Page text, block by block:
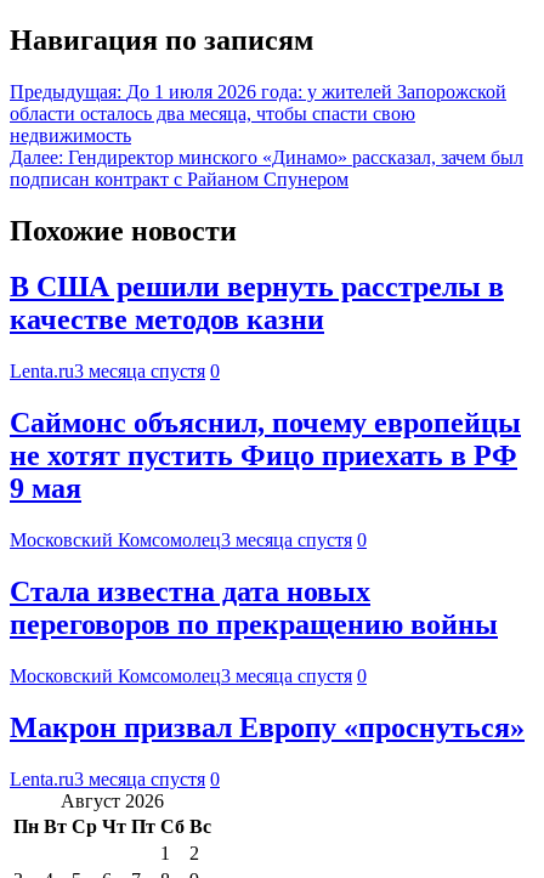
Навигация по записям
Предыдущая: До 1 июля 2026 года: у жителей Запорожской
области осталось два месяца, чтобы спасти свою
недвижимость
Далее: Гендиректор минского «Динамо» рассказал, зачем был
подписан контракт с Райаном Спунером
Похожие новости
В США решили вернуть расстрелы в
качестве методов казни
Lenta.ru3 месяца спустя 0
Саймонс объяснил, почему европейцы
не хотят пустить Фицо приехать в РФ
9 мая
Московский Комсомолец3 месяца спустя 0
Стала известна дата новых
переговоров по прекращению войны
Московский Комсомолец3 месяца спустя 0
Макрон призвал Европу «проснуться»
Lenta.ru3 месяца спустя 0
Август 2026
Пн Вт Ср Чт Пт Сб Вс
1
2